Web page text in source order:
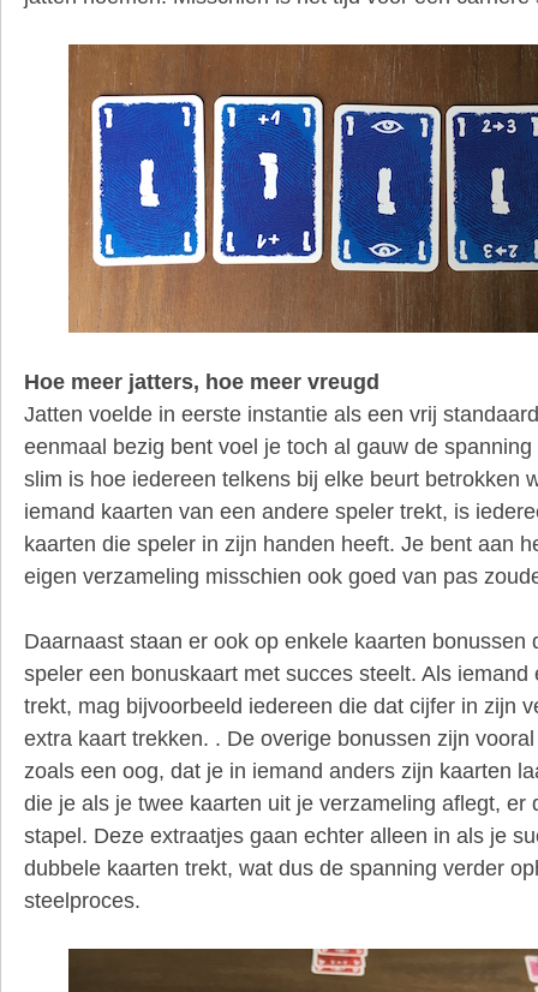
Hoe meer jatters, hoe meer vreugd
Jatten voelde in eerste instantie als een vrij
eenmaal bezig bent voel je toch al gauw de
slim is hoe iedereen telkens bij elke beurt betrokken
iemand kaarten van een andere speler trekt, is
kaarten die speler in zijn handen heeft. Je bent aan
eigen verzameling misschien ook goed van pas
Daarnaast staan er ook op enkele kaarten bonussen
speler een bonuskaart met succes steelt. Als
trekt, mag bijvoorbeeld iedereen die dat cijfer in zijn
extra kaart trekken. . De overige bonussen zijn
zoals een oog, dat je in iemand anders zijn kaarten
die je als je twee kaarten uit je verzameling aflegt, er
stapel. Deze extraatjes gaan echter alleen in als je
dubbele kaarten trekt, wat dus de spanning verder
steelproces.